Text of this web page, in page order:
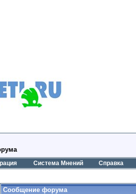
Система Мнений Справка
Сообщение форума